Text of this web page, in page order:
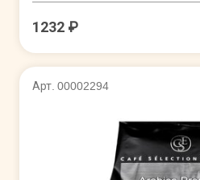
1232 ₽
Арт. 00002294